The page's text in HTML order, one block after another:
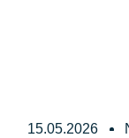
15.05.2026